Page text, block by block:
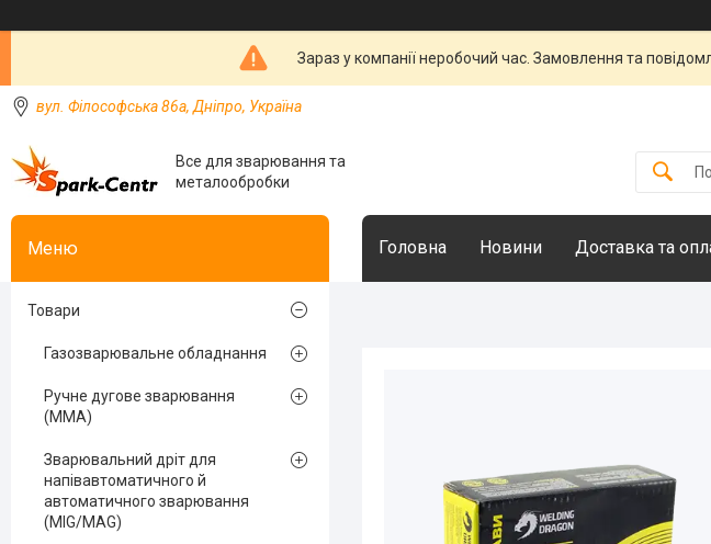
Зараз у компанії неробочий час. Замовлення та
вул. Філософська 86а, Дніпро, Україна
Все для зварювання та
металообробки
Головна Новини Доставка та
Товари
Газозварювальне обладнання
Ручне дугове зварювання
(MMA)
Зварювальний дріт для
напівавтоматичного й
автоматичного зварювання
(MIG/MAG)